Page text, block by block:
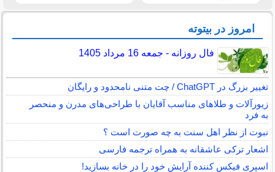
امروز در بیتوته
فال روزانه - جمعه 16 مرداد 1405
تغییر بزرگ در ChatGPT / چت متنی نامحدود و رایگان
زیورآلات و طلاهای مناسب آقایان با طراحی‌های مدرن و منحصر
به فرد
نبوت از نظر اهل سنت به چه صورت است ؟
اشعار ترکی عاشقانه به همراه ترجمه فارسی
اسپری فیکس کننده آرایش خود را در خانه بسازید!